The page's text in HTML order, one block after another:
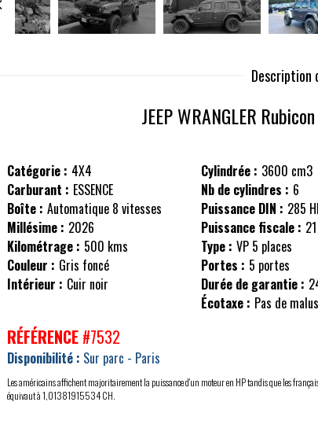
Description
JEEP WRANGLER
Catégorie : 4X4
Carburant : ESSENCE
Boîte : Automatique 8 vitesses
Millésime : 2026
Kilométrage : 500 kms
Couleur : Gris foncé
Intérieur : Cuir noir
Cylindrée : 3600 cm3
Nb de cylindres : 6
Puissance DIN : 285
Puissance fiscale :
Type : VP 5 places
Portes : 5 portes
Durée de garantie :
Écotaxe : Pas de
RÉFÉRENCE#7532
Disponibilité : Sur parc - Paris
Les américains affichent majoritairement la puissance d'un moteur en HP tandis que les
équivaut à 1,01381915534 CH.